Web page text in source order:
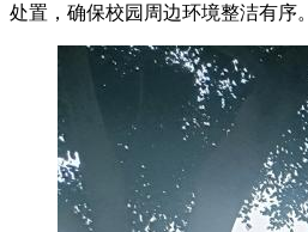
处置，确保校园周边环境整洁有序。